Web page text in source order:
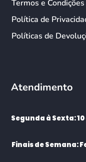
Termos e Condições
Política de
Políticas de
Atendimento
Segunda à Sexta: 10
Finais de Semana: